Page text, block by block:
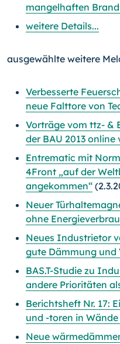
mangelhaften
weitere Details...
ausgewählte weitere
Verbesserte
neue Falttore von
Vorträge vom ttz- &
der BAU 2013
Entrematic mit
4Front „auf der
angekommen“
Neuer
ohne
Neues Industrietor
gute Dämmung und
BAS.T-Studie zu
andere Prioritäten
Berichtsheft Nr. 17:
und -toren in
Neue